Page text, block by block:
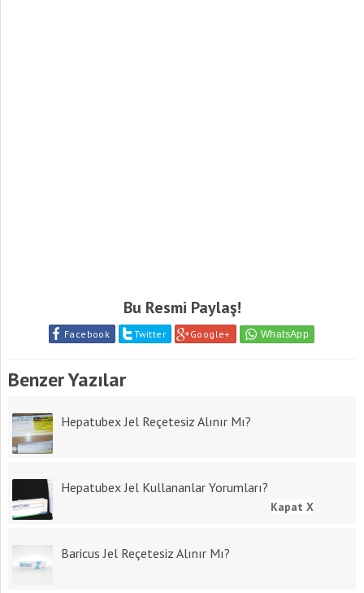
Bu Resmi Paylaş!
Facebook Twitter Google+
Benzer Yazılar
Hepatubex Jel Reçetesiz Alınır Mı?
Hepatubex Jel Kullananlar Yorumları?
Baricus Jel Reçetesiz Alınır Mı?
Kapat X